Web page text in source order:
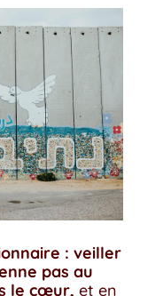
: veiller
pas au
le cœur, et en